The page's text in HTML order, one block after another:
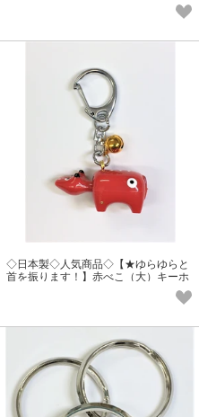
◇日本製◇人気商品◇【★ゆらゆらと
首を振ります！】赤べこ（大）キーホ